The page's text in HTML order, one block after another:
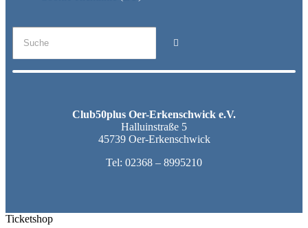
Club50plus Oer-Erkenschwick e.V.
Halluinstraße 5
45739 Oer-Erkenschwick
Tel: 02368 – 8995210
Ticketshop